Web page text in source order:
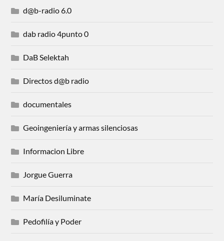
d@b-radio 6.0
dab radio 4punto 0
DaB Selektah
Directos d@b radio
documentales
Geoingeniería y armas silenciosas
Informacion Libre
Jorgue Guerra
María Desiluminate
Pedofilía y Poder